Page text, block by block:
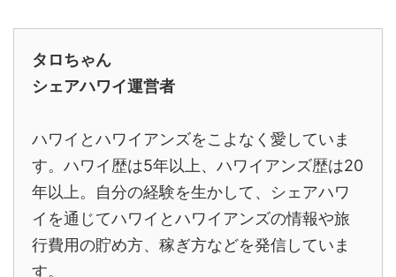
タロちゃん
シェアハワイ運営者
ハワイとハワイアンズをこよなく愛していま
す。ハワイ歴は5年以上、ハワイアンズ歴は20
年以上。自分の経験を生かして、シェアハワ
イを通じてハワイとハワイアンズの情報や旅
行費用の貯め方、稼ぎ方などを発信していま
す。